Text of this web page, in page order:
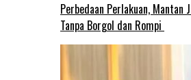
Perbedaan Perlakuan, Mantan
Tanpa Borgol dan Rompi